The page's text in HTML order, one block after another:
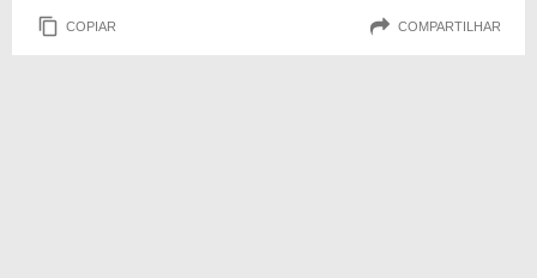
COPIAR COMPARTILHAR